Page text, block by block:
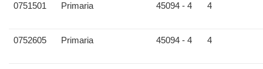
0751501 Primaria 45094 - 4 4
0752605 Primaria 45094 - 4 4